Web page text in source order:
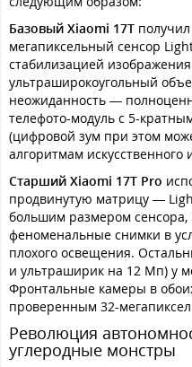
Базовый Xiaomi 17T
мегапиксельный сенсор
стабилизацией
ультраширокоугольный
неожиданность —
телефото-модуль с 5-
(цифровой зум при этом
алгоритмам искусственного
Старший Xiaomi 17T Pro
продвинутую матрицу —
большим размером сенсора,
феноменальные снимки в
плохого освещения.
и ультраширик на 12 Мп) у
Фронтальные камеры в
проверенным 32-
Революция
углеродные монстры